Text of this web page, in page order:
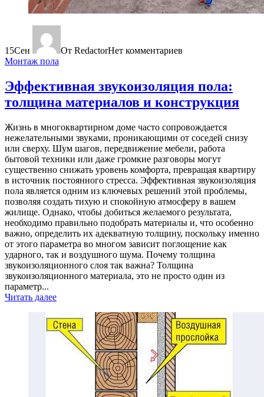
15Сен От RedactorНет комментариев
Монтаж пола
Эффективная звукоизоляция пола:
толщина материалов и конструкция
Жизнь в многоквартирном доме часто сопровождается
нежелательными звуками, проникающими от соседей снизу
или сверху. Шум шагов, передвижение мебели, работа
бытовой техники или даже громкие разговоры могут
существенно снижать уровень комфорта, превращая квартиру
в источник постоянного стресса. Эффективная звукоизоляция
пола является одним из ключевых решений этой проблемы,
позволяя создать тихую и спокойную атмосферу в вашем
жилище. Однако, чтобы добиться желаемого результата,
необходимо правильно подобрать материалы и, что особенно
важно, определить их адекватную толщину, поскольку именно
от этого параметра во многом зависит поглощение как
ударного, так и воздушного шума. Почему толщина
звукоизоляционного слоя так важна? Толщина
звукоизоляционного материала, это не просто один из
параметр...
Читать далее